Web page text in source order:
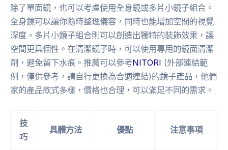
除了單面鏡，也可以考慮使用全身鏡或多片小鏡子組合。
全身鏡可以讓你隨時整理儀容，同時也能增加空間的視覺
深度。多片小鏡子組合則可以創造出獨特的裝飾效果，讓
空間更具個性。在清潔鏡子時，可以使用專用的鏡面清潔
劑，避免留下水痕。推薦可以參考NITORI (外部連結範
例，僅供參考，請自行更換為合適連結)的鏡子產品，他們
家的產品款式多樣，價格也合理，可以滿足不同的需求。
技
巧
具體方法 優點 注意事項